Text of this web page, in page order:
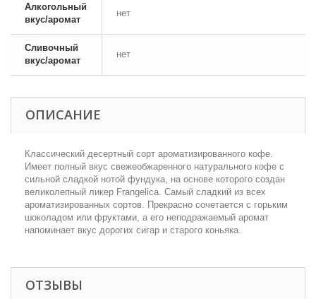
Алкогольный
вкус/аромат
нет
Сливочный
вкус/аромат
нет
ОПИСАНИЕ
Классический десертный сорт ароматизированного кофе.
Имеет полный вкус свежеобжаренного натурального кофе с
сильной сладкой нотой фундука, на основе которого создан
великолепный ликер Frangelica. Самый сладкий из всех
ароматизированных сортов. Прекрасно сочетается с горьким
шоколадом или фруктами, а его неподражаемый аромат
напоминает вкус дорогих сигар и старого коньяка.
ОТЗЫВЫ